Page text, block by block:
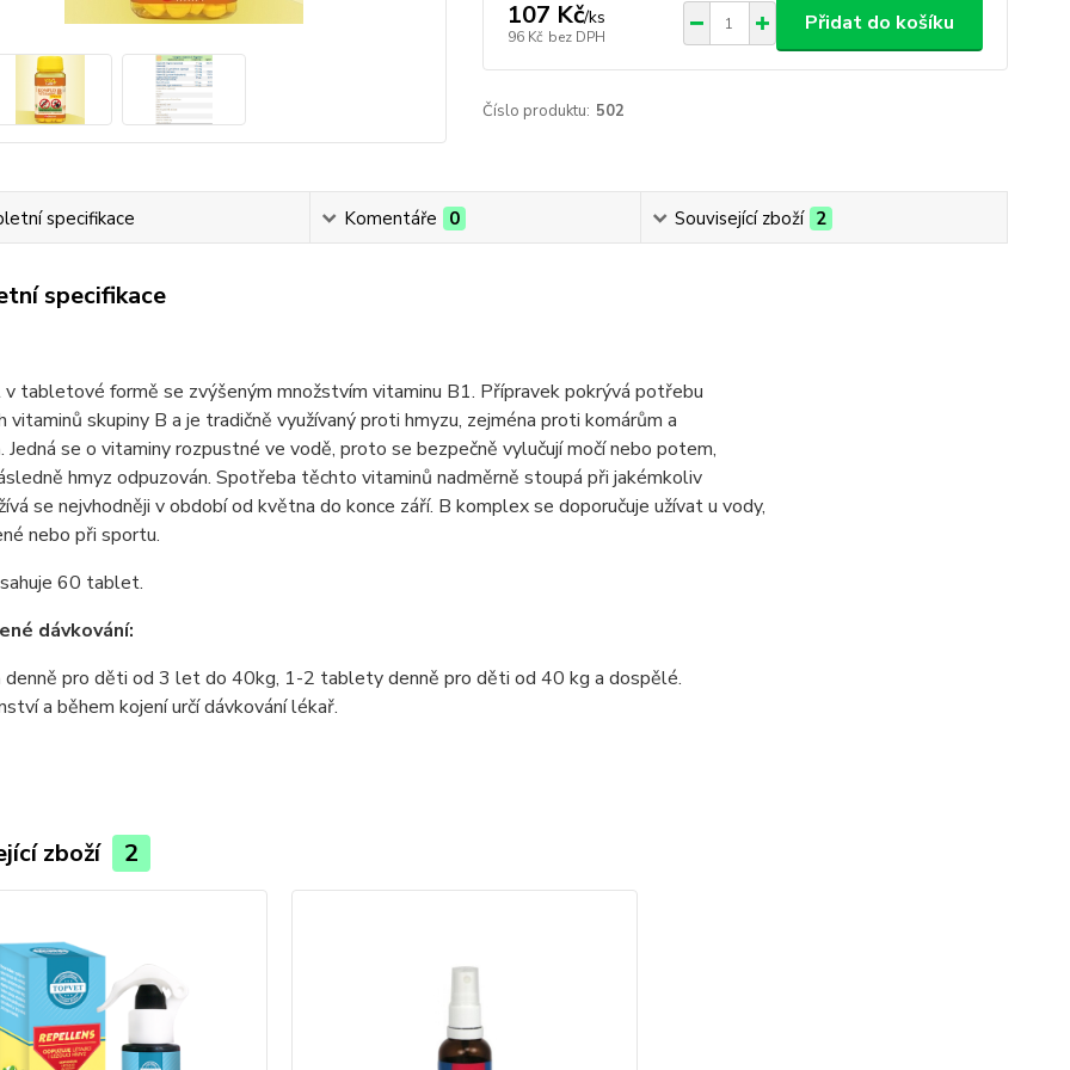
107 Kč/ks
96 Kč bez DPH
Přidat do košíku
Číslo produktu: 502
specifikace Komentáře 0 Související zboží 2
specifikace
tabletové formě se zvýšeným množstvím vitaminu B1. Přípravek pokrývá potřebu
vitaminů skupiny B a je tradičně využívaný proti hmyzu, zejména proti komárům a
se o vitaminy rozpustné ve vodě, proto se bezpečně vylučují močí nebo potem,
hmyz odpuzován. Spotřeba těchto vitaminů nadměrně stoupá při jakémkoliv
se nejvhodněji v období od května do konce září. B komplex se doporučuje užívat u vody,
nebo při sportu.
60 tablet.
dávkování:
pro děti od 3 let do 40kg, 1-2 tablety denně pro děti od 40 kg a dospělé.
a během kojení určí dávkování lékař.
zboží 2